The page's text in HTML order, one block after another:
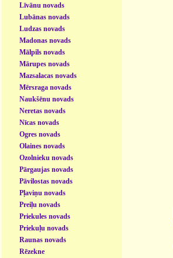
Līvānu novads
Lubānas novads
Ludzas novads
Madonas novads
Mālpils novads
Mārupes novads
Mazsalacas novads
Mērsraga novads
Naukšēnu novads
Neretas novads
Nīcas novads
Ogres novads
Olaines novads
Ozolnieku novads
Pārgaujas novads
Pāvilostas novads
Pļaviņu novads
Preiļu novads
Priekules novads
Priekuļu novads
Raunas novads
Rēzekne